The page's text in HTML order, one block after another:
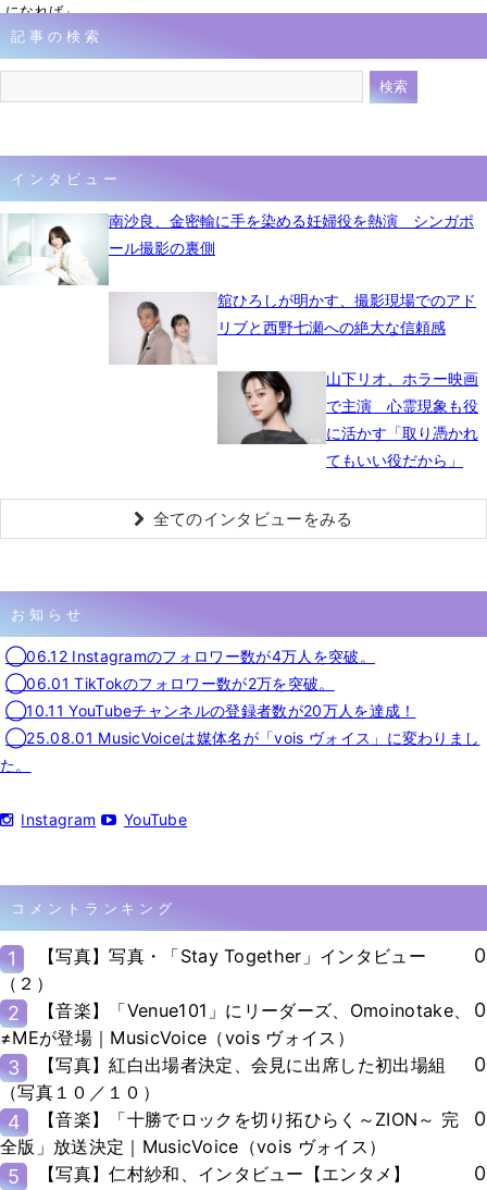
になれば」
12月1日 09時13分
記事の検索
インタビュー
南沙良、金密輸に手を染める妊婦役を熱演 シンガポ
ール撮影の裏側
舘ひろしが明かす、撮影現場でのアド
リブと西野七瀬への絶大な信頼感
山下リオ、ホラー映画
で主演 心霊現象も役
に活かす「取り憑かれ
てもいい役だから」
全てのインタビューをみる
お知らせ
◯06.12 Instagramのフォロワー数が4万人を突破。
◯06.01 TikTokのフォロワー数が2万を突破。
◯10.11 YouTubeチャンネルの登録者数が20万人を達成！
◯25.08.01 MusicVoiceは媒体名が「vois ヴォイス」に変わりまし
た。
Instagram YouTube
コメントランキング
1
【写真】写真・「Stay Together」インタビュー
（２）
0
2
【音楽】「Venue101」にリーダーズ、Omoinotake、
≠MEが登場｜MusicVoice（vois ヴォイス）
0
3
【写真】紅白出場者決定、会見に出席した初出場組
（写真１０／１０）
0
4
【音楽】「十勝でロックを切り拓ひらく～ZION～ 完
全版」放送決定｜MusicVoice（vois ヴォイス）
0
5 【写真】仁村紗和、インタビュー【エンタメ】 0